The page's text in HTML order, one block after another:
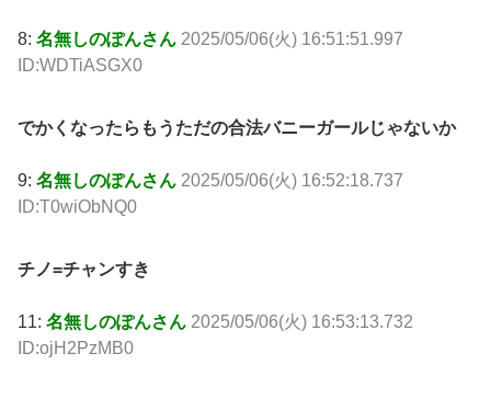
8: 名無しのぽんさん 2025/05/06(火) 16:51:51.997
ID:WDTiASGX0
でかくなったらもうただの合法バニーガールじゃないか
9: 名無しのぽんさん 2025/05/06(火) 16:52:18.737
ID:T0wiObNQ0
チノ=チャンすき
11: 名無しのぽんさん 2025/05/06(火) 16:53:13.732
ID:ojH2PzMB0